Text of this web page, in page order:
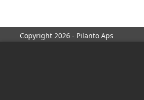
Copyright 2026 - Pilanto Aps